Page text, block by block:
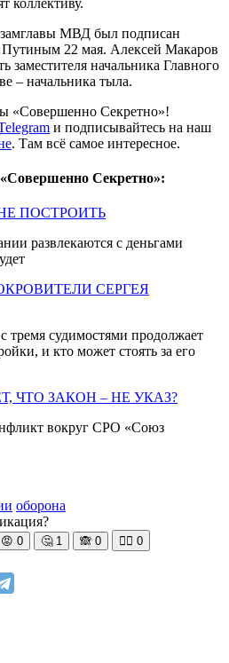
замглавы МВД был подписан
22 мая. Алексей Макаров
заместителя начальника Главного
– начальника тыла.
«Совершенно Секретно»!
и подписывайтесь на наш
. Там всё самое интересное.
Секретно»:
ПОСТРОИТЬ
развлекаются с деньгами
СЕРГЕЯ
тремя судимостями продолжает
и кто может стоять за его
ЧТО ЗАКОН – НЕ УКАЗ?
вокруг СРО «Союз
оборона
😡 0 🤔 1 🙈 0 🧘‍♀️ 0